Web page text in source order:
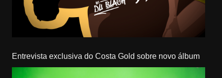
Entrevista exclusiva do Costa Gold sobre novo álbum